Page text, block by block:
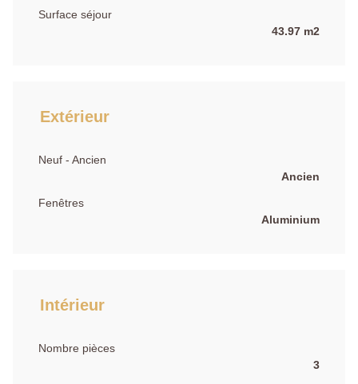
Surface séjour
43.97 m2
Extérieur
Neuf - Ancien
Ancien
Fenêtres
Aluminium
Intérieur
Nombre pièces
3